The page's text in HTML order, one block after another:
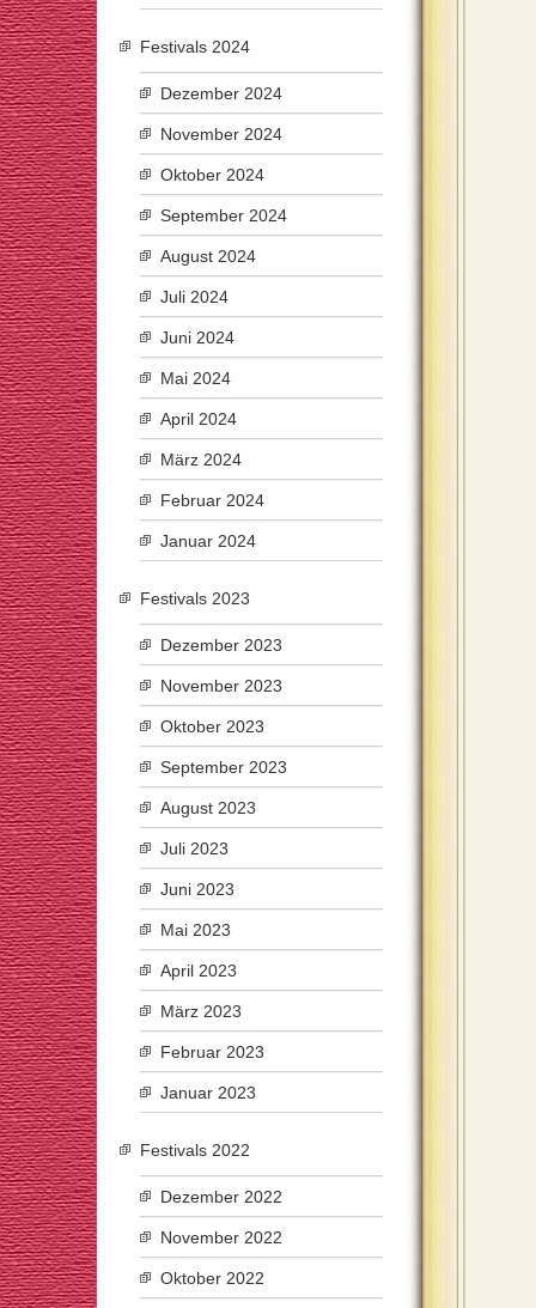
Festivals 2024
Dezember 2024
November 2024
Oktober 2024
September 2024
August 2024
Juli 2024
Juni 2024
Mai 2024
April 2024
März 2024
Februar 2024
Januar 2024
Festivals 2023
Dezember 2023
November 2023
Oktober 2023
September 2023
August 2023
Juli 2023
Juni 2023
Mai 2023
April 2023
März 2023
Februar 2023
Januar 2023
Festivals 2022
Dezember 2022
November 2022
Oktober 2022